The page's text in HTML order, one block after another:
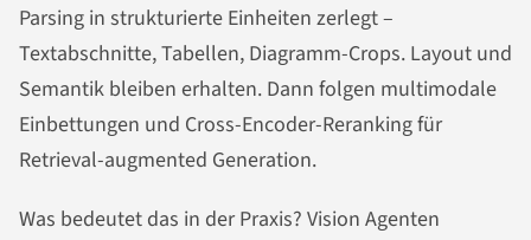
Parsing in strukturierte Einheiten zerlegt –
Textabschnitte, Tabellen, Diagramm-Crops. Layout und
Semantik bleiben erhalten. Dann folgen multimodale
Einbettungen und Cross-Encoder-Reranking für
Retrieval-augmented Generation.
Was bedeutet das in der Praxis? Vision Agenten